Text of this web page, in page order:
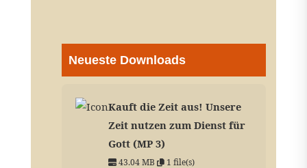
Neueste Downloads
Kauft die Zeit aus! Unsere
Zeit nutzen zum Dienst für
Gott (MP 3)
43.04 MB 1 file(s)